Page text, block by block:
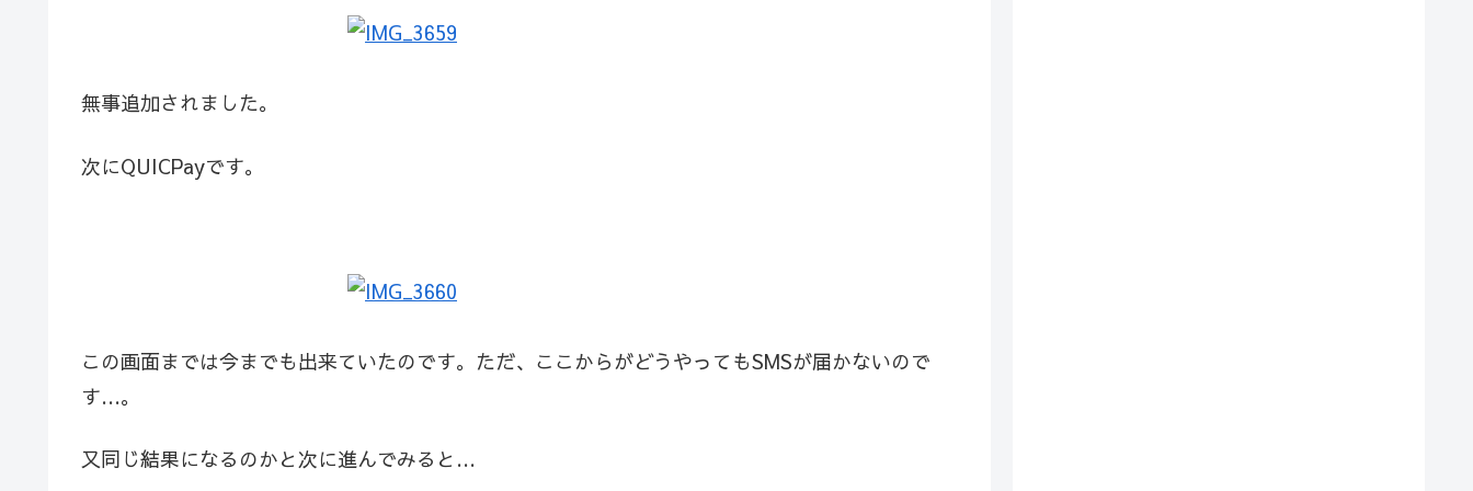
無事追加されました。
次にQUICPayです。
この画面までは今までも出来ていたのです。ただ、ここからがどうやってもSMSが届かないので
す…。
又同じ結果になるのかと次に進んでみると…